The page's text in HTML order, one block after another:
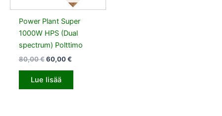
Power Plant Super
1000W HPS (Dual
spectrum) Polttimo
80,00€ 60,00€
Lue lisää